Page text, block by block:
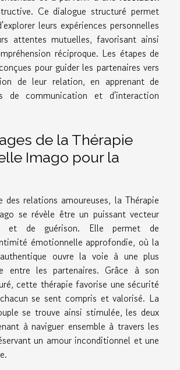
Ce dialogue structuré permet
leurs expériences personnelles
attentes mutuelles, favorisant ainsi
réciproque. Les étapes de
pour guider les partenaires vers
de leur relation, en apprenant de
de communication et d'interaction
de la Thérapie
Imago pour la
des relations amoureuses, la Thérapie
se révèle être un puissant vecteur
et de guérison. Elle permet de
émotionnelle approfondie, où la
ouvre la voie à une plus
entre les partenaires. Grâce à son
cette thérapie favorise une sécurité
se sent compris et valorisé. La
se trouve ainsi stimulée, les deux
à naviguer ensemble à travers les
un amour inconditionnel et une